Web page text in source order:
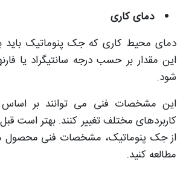
دمای کاری
دمای محیط کاری که جک پنوماتیک باید
این مقدار بر حسب درجه سانتیگراد یا
شود.
این مشخصات فنی می توانند بر
کاربردهای مختلف تغییر کنند. بهتر است
از جک پنوماتیک، مشخصات فنی محصول
مطالعه کنید.